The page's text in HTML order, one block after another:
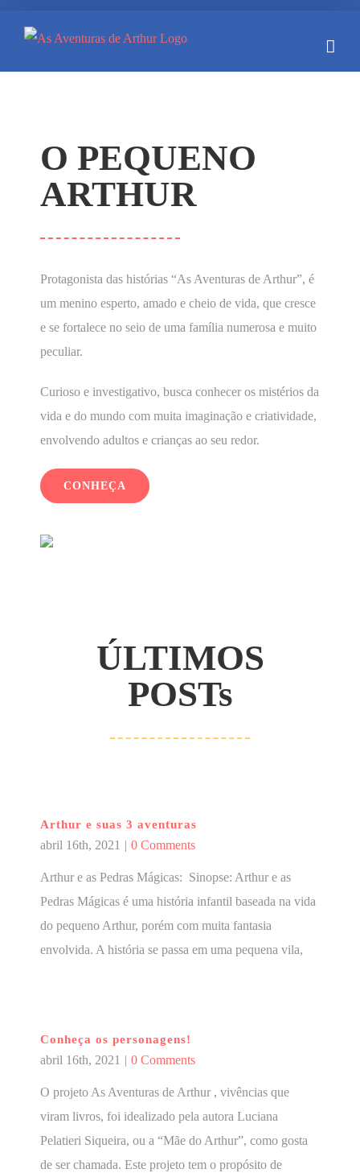
content
O PEQUENO
ARTHUR
Protagonista das histórias “As Aventuras de Arthur”, é
um menino esperto, amado e cheio de vida, que cresce
e se fortalece no seio de uma família numerosa e muito
peculiar.
Curioso e investigativo, busca conhecer os mistérios da
vida e do mundo com muita imaginação e criatividade,
envolvendo adultos e crianças ao seu redor.
CONHEÇA
ÚLTIMOS
POSTs
Arthur e suas 3 aventuras
abril 16th, 2021 | 0 Comments
Arthur e as Pedras Mágicas: Sinopse: Arthur e as
Pedras Mágicas é uma história infantil baseada na vida
do pequeno Arthur, porém com muita fantasia
envolvida. A história se passa em uma pequena vila,
Conheça os personagens!
abril 16th, 2021 | 0 Comments
O projeto As Aventuras de Arthur , vivências que
viram livros, foi idealizado pela autora Luciana
Pelatieri Siqueira, ou a “Mãe do Arthur”, como gosta
de ser chamada. Este projeto tem o propósito de